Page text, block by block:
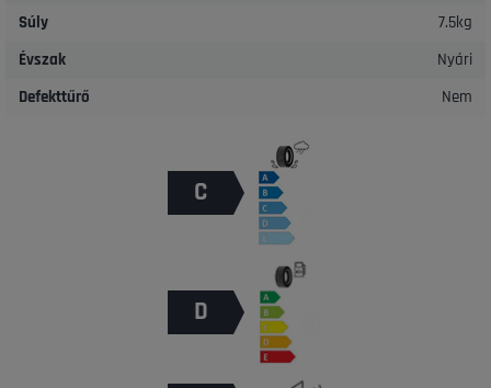
Súly
7.5kg
Évszak
Nyári
Defekttűrő
Nem
C
D